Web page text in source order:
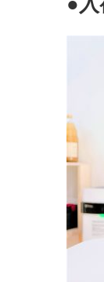
日: